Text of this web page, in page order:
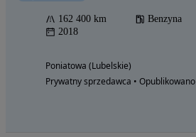
162 400 km Benzyna
2018
Poniatowa (Lubelskie)
Prywatny sprzedawca • Opublikowano